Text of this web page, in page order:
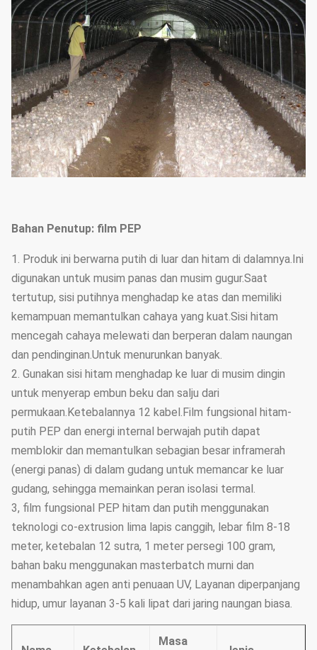
Bahan Penutup: film PEP
1. Produk ini berwarna putih di luar dan hitam di dalamnya.Ini
digunakan untuk musim panas dan musim gugur.Saat
tertutup, sisi putihnya menghadap ke atas dan memiliki
kemampuan memantulkan cahaya yang kuat.Sisi hitam
mencegah cahaya melewati dan berperan dalam naungan
dan pendinginan.Untuk menurunkan banyak.
2. Gunakan sisi hitam menghadap ke luar di musim dingin
untuk menyerap embun beku dan salju dari
permukaan.Ketebalannya 12 kabel.Film fungsional hitam-
putih PEP dan energi internal berwajah putih dapat
memblokir dan memantulkan sebagian besar inframerah
(energi panas) di dalam gudang untuk memancar ke luar
gudang, sehingga memainkan peran isolasi termal.
3, film fungsional PEP hitam dan putih menggunakan
teknologi co-extrusion lima lapis canggih, lebar film 8-18
meter, ketebalan 12 sutra, 1 meter persegi 100 gram,
bahan baku menggunakan masterbatch murni dan
menambahkan agen anti penuaan UV, Layanan diperpanjang
hidup, umur layanan 3-5 kali lipat dari jaring naungan biasa.
Masa